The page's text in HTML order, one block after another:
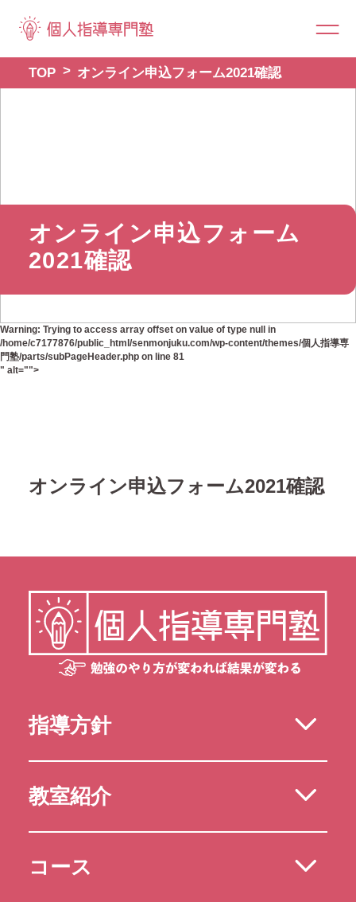
TOP オンライン申込フォーム2021確認
Warning: Trying to access array offset on value of type null in
/home/c7177876/public_html/senmonjuku.com/wp-content/themes/個人指導専
門塾/parts/subPageHeader.php on line 81
" alt="">
オンライン申込フォーム
2021確認
オンライン申込フォーム2021確認
指導方針
教室紹介
コース